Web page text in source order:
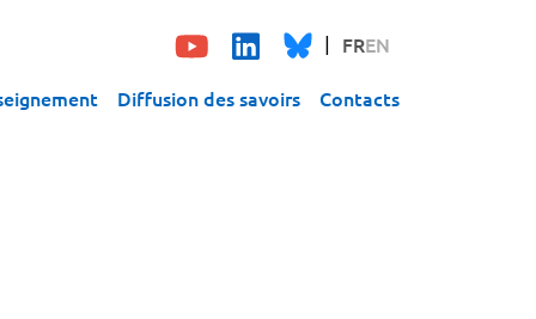
FREN
Diffusion des savoirs Contacts